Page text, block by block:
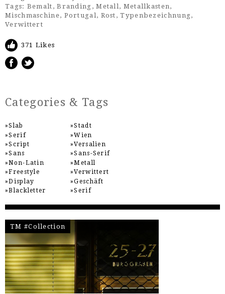
Tags: Bemalt ,Branding ,Metall, Metallkasten,
Mischmaschine, Portugal, Rost ,Typenbezeichnung,
Verwittert
371 Likes
Categories & Tags
Slab
Serif
Script
Sans
Non-Latin
Freestyle
Display
Blackletter
Stadt
Wien
Versalien
Sans-Serif
Metall
Verwittert
Geschäft
Serif
TM #Collection